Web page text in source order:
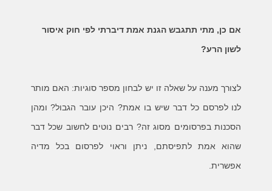
אם כן, מתי תתגבש הגנת אמת דיברתי לפי חוק איסור
לשון הרע?
לצורך מענה על שאלה זו יש לבחון מספר סוגיות: האם מותר
לנו לפרסם כל דבר שיש בו אמת? היכן עובר הגבול? ומהן
הסכנות בפרסומים מסוג זה? רבים נוטים לחשוב שכל דבר
שהוא אמת לתפיסתם, ניתן וראוי לפרסום בכל מדיה
אפשרית.